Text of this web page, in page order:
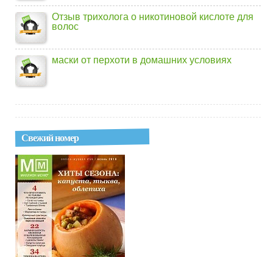
Отзыв трихолога о никотиновой кислоте для
волос
маски от перхоти в домашних условиях
Свежий номер